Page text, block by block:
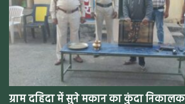
ग्राम दहिदा में सुने मकान का कुंदा